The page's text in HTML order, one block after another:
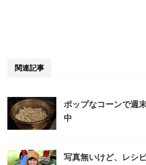
関連記事
ポップなコーンで週
中
写真無いけど、レシ